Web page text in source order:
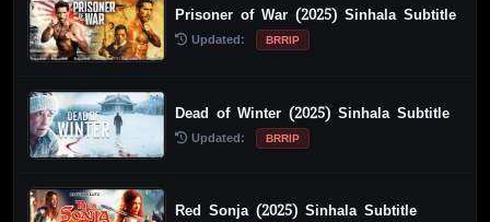
Prisoner of War (2025) Sinhala Subtitle
Updated: BRRIP
Dead of Winter (2025) Sinhala Subtitle
Updated: BRRIP
Red Sonja (2025) Sinhala Subtitle